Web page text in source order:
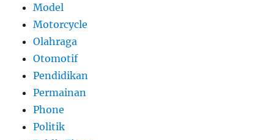
Model
Motorcycle
Olahraga
Otomotif
Pendidikan
Permainan
Phone
Politik